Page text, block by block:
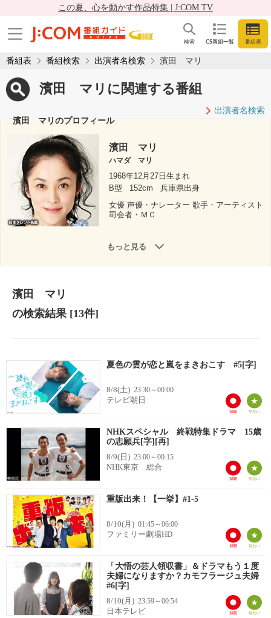
この夏、心を動かす作品特集 | J:COM TV
CS番組一覧 番組表
検索
番組表 番組検索 出演者名検索 濱田 マリ
濱田 マリに関連する番組
出演者名検索
濱田 マリのプロフィール
濱田 マリ
ハマダ マリ
1968年12月27日生まれ
B型
152cm
兵庫県出身
女優 声優・ナレーター 歌手・アーティスト
司会者・ＭＣ
もっと見る
濱田 マリ
の検索結果[13件]
夏色の雲が恋と嵐をまきおこす #5[字]
8/8(土) 23:30～00:00
テレビ朝日
NHKスペシャル 終戦特集ドラマ 15歳
の志願兵[字][再]
8/9(日) 23:00～00:15
NHK東京 総合
重版出来！【一挙】#1-5
8/10(月) 01:45～06:00
ファミリー劇場HD
「大悟の芸人領収書」＆ドラマもう１度
夫婦になりますか？カモフラージュ夫婦
#6[字]
8/10(月) 23:59～00:54
日本テレビ